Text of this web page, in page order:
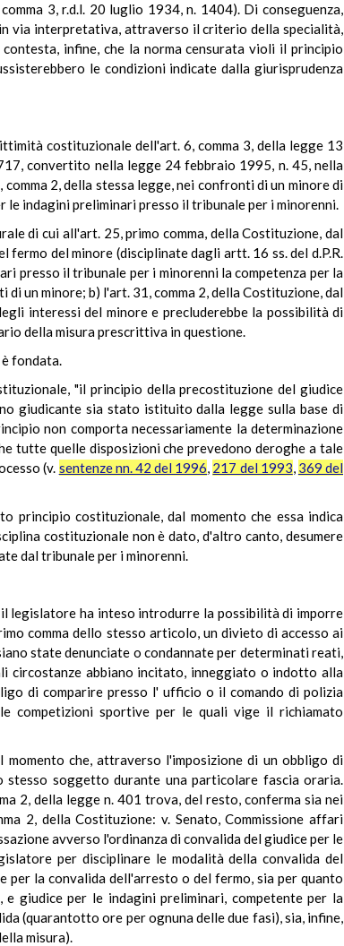
3, r.d.l. 20 luglio 1934, n. 1404). Di conseguenza,
via interpretativa, attraverso il criterio della specialità,
infine, che la norma censurata violi il principio
le condizioni indicate dalla giurisprudenza
costituzionale dell'art. 6, comma 3, della legge 13
convertito nella legge 24 febbraio 1995, n. 45, nella
2, della stessa legge, nei confronti di un minore di
indagini preliminari presso il tribunale per i minorenni.
di cui all'art. 25, primo comma, della Costituzione, dal
del minore (disciplinate dagli artt. 16 ss. del d.P.R.
presso il tribunale per i minorenni la competenza per la
un minore; b) l'art. 31, comma 2, della Costituzione, dal
interessi del minore e precluderebbe la possibilità di
della misura prescrittiva in questione.
fondata.
"il principio della precostituzione del giudice
giudicante sia stato istituito dalla legge sulla base di
non comporta necessariamente la determinazione
tutte quelle disposizioni che prevedono deroghe a tale
(v. sentenze nn. 42 del 1996, 217 del 1993, 369 del
principio costituzionale, dal momento che essa indica
costituzionale non è dato, d'altro canto, desumere
dal tribunale per i minorenni.
legislatore ha inteso introdurre la possibilità di imporre
comma dello stesso articolo, un divieto di accesso ai
state denunciate o condannate per determinati reati,
circostanze abbiano incitato, inneggiato o indotto alla
di comparire presso l' ufficio o il comando di polizia
competizioni sportive per le quali vige il richiamato
che, attraverso l'imposizione di un obbligo di
soggetto durante una particolare fascia oraria.
2, della legge n. 401 trova, del resto, conferma sia nei
2, della Costituzione: v. Senato, Commissione affari
avverso l'ordinanza di convalida del giudice per le
per disciplinare le modalità della convalida del
la convalida dell'arresto o del fermo, sia per quanto
giudice per le indagini preliminari, competente per la
(quarantotto ore per ognuna delle due fasi), sia, infine,
misura).